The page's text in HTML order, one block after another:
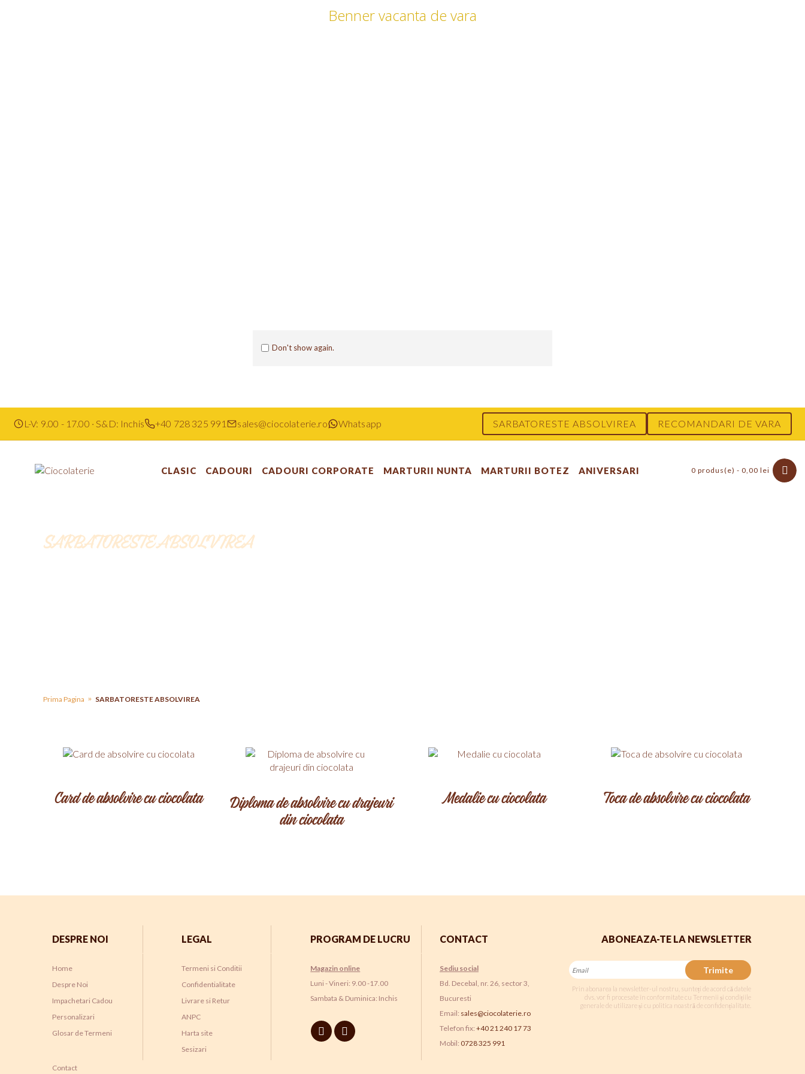
Benner vacanta de vara
Don't show again.
L-V: 9.00 - 17.00 · S&D: Inchis +40 728 325 991 sales@ciocolaterie.ro Whatsapp SARBATORESTE ABSOLVIREA RECOMANDARI DE VARA
CLASIC CADOURI CADOURI CORPORATE MARTURII NUNTA MARTURII BOTEZ ANIVERSARI 0 produs(e) - 0,00 lei
SARBATORESTE ABSOLVIREA
Prima Pagina SARBATORESTE ABSOLVIREA
Card de absolvire cu ciocolata
Diploma de absolvire cu drajeuri
din ciocolata
Medalie cu ciocolata Toca de absolvire cu ciocolata
DESPRE NOI
Home
Despre Noi
Impachetari Cadou
Personalizari
Glosar de Termeni
LEGAL
Termeni si Conditii
Confidentialitate
Livrare si Retur
ANPC
Harta site
Sesizari
PROGRAM DE LUCRU
Magazin online
Luni - Vineri: 9.00 -17.00
Sambata & Duminica: Inchis
CONTACT
Sediu social
Bd. Decebal, nr. 26, sector 3,
Bucuresti
Email: sales@ciocolaterie.ro
Telefon fix: +40 21 240 17 73
Mobil: 0728 325 991
ABONEAZA-TE LA NEWSLETTER
Trimite
Prin abonarea la newsletter-ul nostru, sunteți de acord că datele
dvs. vor fi procesate în conformitate cu Termenii și condițiile
generale de utilizare și cu politica noastră de confidențialitate.
Contact